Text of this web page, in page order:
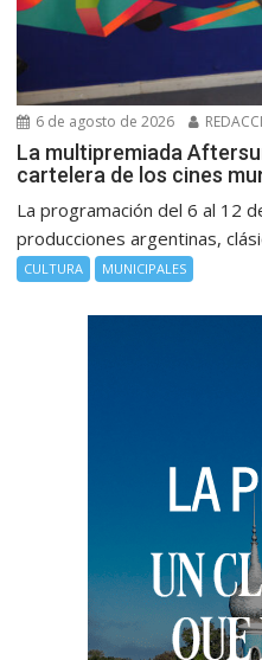
6 de agosto de 2026
La multipremiada
cartelera de los cines
La programación del 6 al 12
producciones argentinas,
CULTURA MUNICIPALES